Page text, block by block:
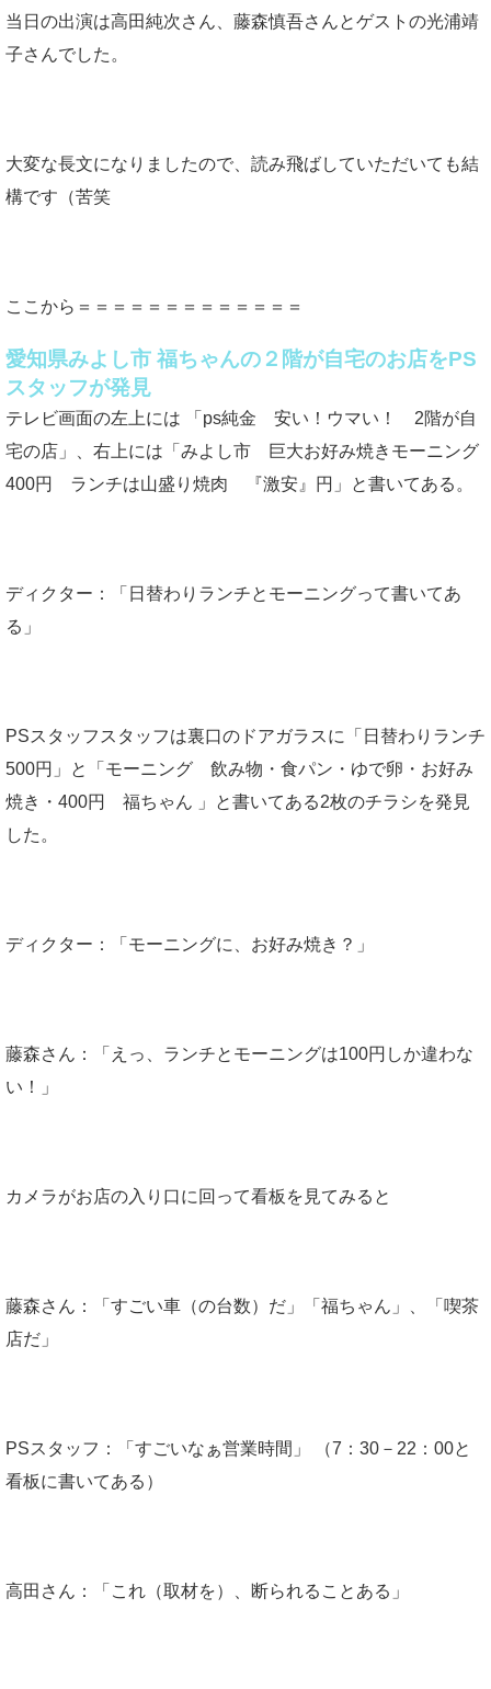
当日の出演は高田純次さん、藤森慎吾さんとゲストの光浦靖
子さんでした。
大変な長文になりましたので、読み飛ばしていただいても結
構です（苦笑
ここから＝＝＝＝＝＝＝＝＝＝＝＝＝
愛知県みよし市 福ちゃんの２階が自宅のお店をPS
スタッフが発見
テレビ画面の左上には 「ps純金 安い！ウマい！ 2階が自
宅の店」、右上には「みよし市 巨大お好み焼きモーニング
400円 ランチは山盛り焼肉 『激安』円」と書いてある。
ディクター：「日替わりランチとモーニングって書いてあ
る」
PSスタッフスタッフは裏口のドアガラスに「日替わりランチ
500円」と「モーニング 飲み物・食パン・ゆで卵・お好み
焼き・400円 福ちゃん 」と書いてある2枚のチラシを発見
した。
ディクター：「モーニングに、お好み焼き？」
藤森さん：「えっ、ランチとモーニングは100円しか違わな
い！」
カメラがお店の入り口に回って看板を見てみると
藤森さん：「すごい車（の台数）だ」「福ちゃん」、「喫茶
店だ」
PSスタッフ：「すごいなぁ営業時間」 （7：30－22：00と
看板に書いてある）
高田さん：「これ（取材を）、断られることある」